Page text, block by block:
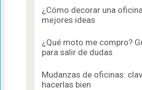
¿Cómo decorar una
mejores ideas
¿Qué moto me compro?
para salir de dudas
Mudanzas de oficinas:
hacerlas bien